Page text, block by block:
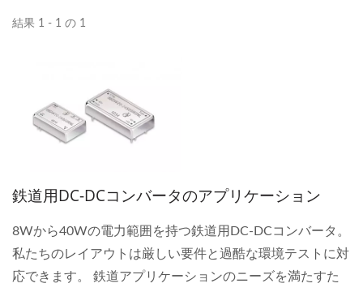
結果 1 - 1 の 1
鉄道用DC-DCコンバータのアプリケーション
8Wから40Wの電力範囲を持つ鉄道用DC-DCコンバータ。
私たちのレイアウトは厳しい要件と過酷な環境テストに対
応できます。 鉄道アプリケーションのニーズを満たすた